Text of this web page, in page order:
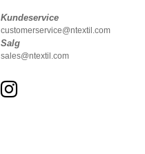
Kundeservice
customerservice@ntextil.com
Salg
sales@ntextil.com